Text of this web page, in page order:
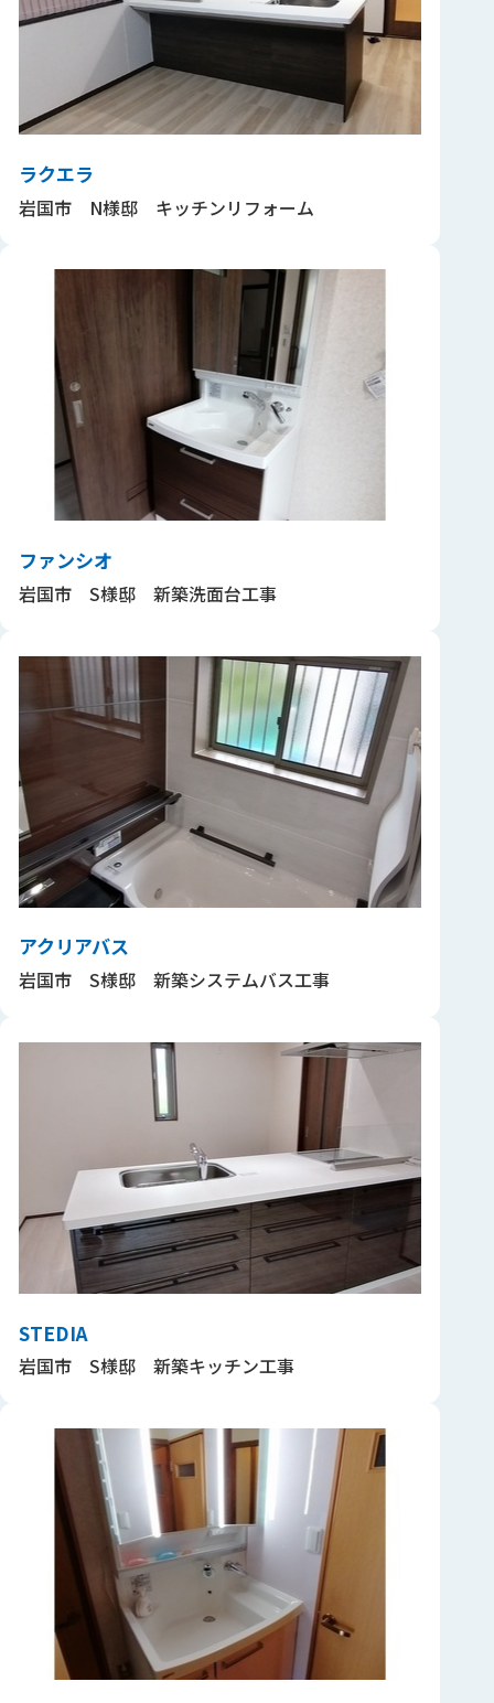
ラクエラ
岩国市 N様邸 キッチンリフォーム
ファンシオ
岩国市 S様邸 新築洗面台工事
アクリアバス
岩国市 S様邸 新築システムバス工事
STEDIA
岩国市 S様邸 新築キッチン工事